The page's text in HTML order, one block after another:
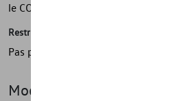
le COC
Restrictions
Pas pour Passat eHybrid!
Modèle(s)